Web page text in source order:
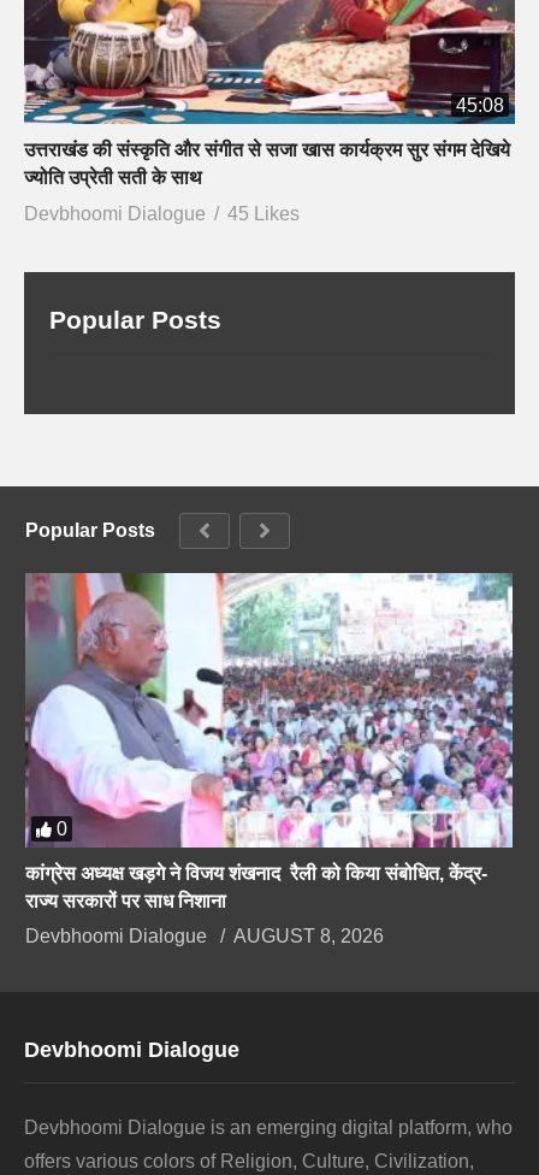
45:08
उत्तराखंड की संस्कृति और संगीत से सजा खास कार्यक्रम सुर संगम देखिये
ज्योति उप्रेती सती के साथ
Devbhoomi Dialogue
45 Likes
Popular Posts
Popular Posts
0
कांग्रेस अध्यक्ष खड़गे ने विजय शंखनाद रैली को किया संबोधित, केंद्र-
राज्य सरकारों पर साध निशाना
Devbhoomi Dialogue
AUGUST 8, 2026
Devbhoomi Dialogue
Devbhoomi Dialogue is an emerging digital platform, who
offers various colors of Religion, Culture, Civilization,